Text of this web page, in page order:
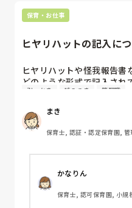
うのにも難しく、今はまず
う時は椅子の前で立って歌
もいいから座っていてね。
あっちにもこっちにも走
出来ないですよね。。
要支援児とも関係が出来、
保育士不足の中、要支援児
いても手が足りないですよ
メンタルやられないよう
保育・お仕事
ヒヤリハットの記入に
ヒヤリハットや怪我報告
どのような形式で記入され
様式ですか？園の経営者が
悩んでいます。
引っかき 噛みつき 管理職
まき
保育士, 認証・認定保育園, 管
かなりん
保育士, 認可保育園, 小規